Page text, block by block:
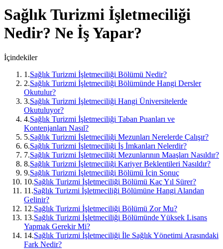
Sağlık Turizmi İşletmeciliği
Nedir? Ne İş Yapar?
İçindekiler
1 .Sağlık Turizmi İşletmeciliği Bölümü Nedir?
2.Sağlık Turizmi İşletmeciliği Bölümünde Hangi Dersler
Okutulur?
3.Sağlık Turizmi İşletmeciliği Hangi Üniversitelerde
Okutuluyor?
4.Sağlık Turizmi İşletmeciliği Taban Puanları ve
Kontenjanları Nasıl?
5.Sağlık Turizmi İşletmeciliği Mezunları Nerelerde Çalışır?
6.Sağlık Turizmi İşletmeciliği İş İmkanları Nelerdir?
7.Sağlık Turizmi İşletmeciliği Mezunlarının Maaşları Nasıldır?
8.Sağlık Turizmi İşletmeciliği Kariyer Beklentileri Nasıldır?
9.Sağlık Turizmi İşletmeciliği Bölümü İçin Sonuç
10.Sağlık Turizmi İşletmeciliği Bölümü Kaç Yıl Sürer?
11 .Sağlık Turizmi İşletmeciliği Bölümüne Hangi Alandan
Gelinir?
12.Sağlık Turizmi İşletmeciliği Bölümü Zor Mu?
13.Sağlık Turizmi İşletmeciliği Bölümünde Yüksek Lisans
Yapmak Gerekir Mi?
14.Sağlık Turizmi İşletmeciliği İle Sağlık Yönetimi Arasındaki
Fark Nedir?